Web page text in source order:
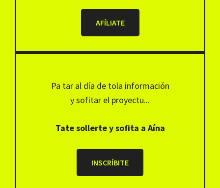
AFÍLIATE
Pa tar al día de tola información
y sofitar el proyectu...
Tate sollerte y sofita a Aína
INSCRÍBITE